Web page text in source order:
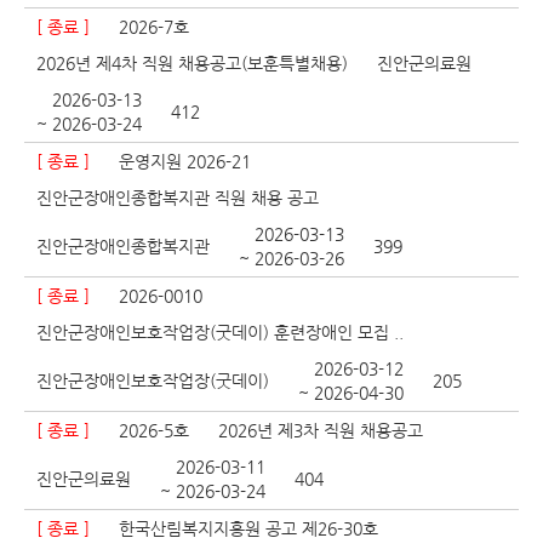
[ 종료 ]
2026-7호
2026년 제4차 직원 채용공고(보훈특별채용)
진안군의료원
2026-03-13
~ 2026-03-24
412
[ 종료 ]
운영지원 2026-21
진안군장애인종합복지관 직원 채용 공고
진안군장애인종합복지관
2026-03-13
~ 2026-03-26
399
[ 종료 ]
2026-0010
진안군장애인보호작업장(굿데이) 훈련장애인 모집 ..
진안군장애인보호작업장(굿데이)
2026-03-12
~ 2026-04-30
205
[ 종료 ] 2026-5호 2026년 제3차 직원 채용공고
진안군의료원
2026-03-11
~ 2026-03-24
404
[ 종료 ]
한국산림복지지흥원 공고 제26-30호